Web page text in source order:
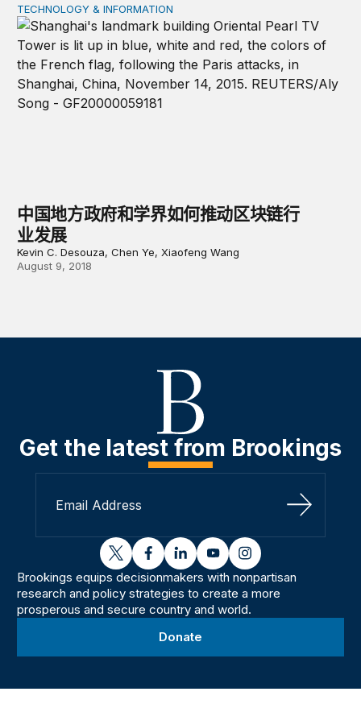
中国地方政府和学界如何推动区块链行业发展
TECHNOLOGY & INFORMATION
中国地方政府和学界如何推动区块链行
业发展
Kevin C. Desouza, Chen Ye, Xiaofeng Wang
August 9, 2018
Get the latest from Brookings
Sign Up
twitterfacebooklinkedinyoutubeinstagram
Brookings equips decisionmakers with nonpartisan
research and policy strategies to create a more
prosperous and secure country and world.
Donate